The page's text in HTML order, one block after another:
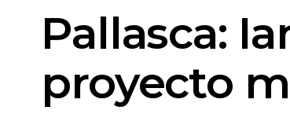
Pallasca:
proyecto